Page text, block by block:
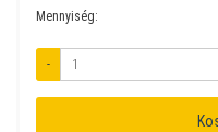
Mennyiség:
-